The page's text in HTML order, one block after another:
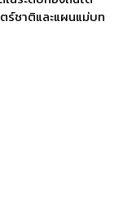
ชาติและแผนแม่บท